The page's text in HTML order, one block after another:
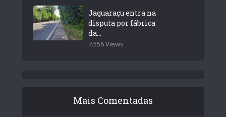
Jaguaraçu entra na
disputa por fábrica
da...
7.556 Views
Mais Comentadas